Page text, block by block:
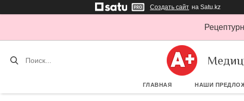
Создать сайт на Satu.kz
ГЛАВНАЯ НАШИ